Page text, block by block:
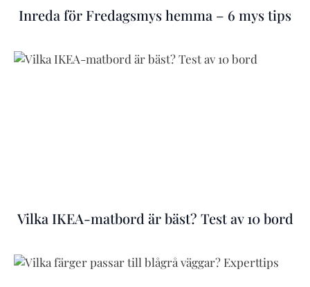
Inreda för Fredagsmys hemma – 6 mys tips
Vilka IKEA-matbord är bäst? Test av 10 bord